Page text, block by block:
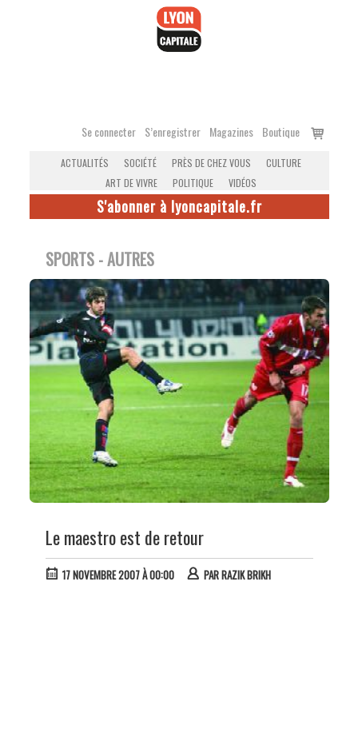
Se connecter S’enregistrer Magazines Boutique
Voir
ACTUALITÉS SOCIÉTÉ PRÈS DE CHEZ VOUS
CULTURE
ART DE VIVRE
POLITIQUE VIDÉOS
S'abonner à lyoncapitale.fr
SPORTS - AUTRES
Le maestro est de retour
17 NOVEMBRE 2007 À 00:00 PARRAZIK BRIKH